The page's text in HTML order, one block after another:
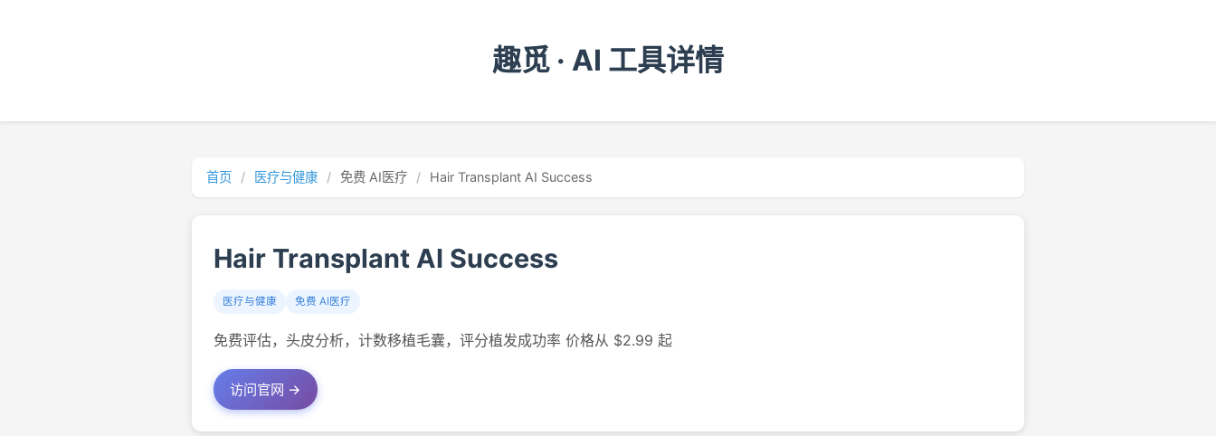
趣觅 · AI 工具详情
首页 / 医疗与健康 / 免费 AI医疗 / Hair Transplant AI Success
Hair Transplant AI Success
医疗与健康 免费 AI医疗
免费评估，头皮分析，计数移植毛囊，评分植发成功率 价格从 $2.99 起
访问官网 →